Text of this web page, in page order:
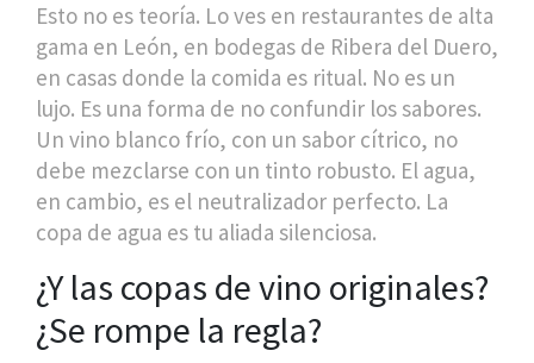
Esto no es teoría. Lo ves en restaurantes de alta
gama en León, en bodegas de Ribera del Duero,
en casas donde la comida es ritual. No es un
lujo. Es una forma de no confundir los sabores.
Un vino blanco frío, con un sabor cítrico, no
debe mezclarse con un tinto robusto. El agua,
en cambio, es el neutralizador perfecto. La
copa de agua es tu aliada silenciosa.
¿Y las copas de vino originales?
¿Se rompe la regla?